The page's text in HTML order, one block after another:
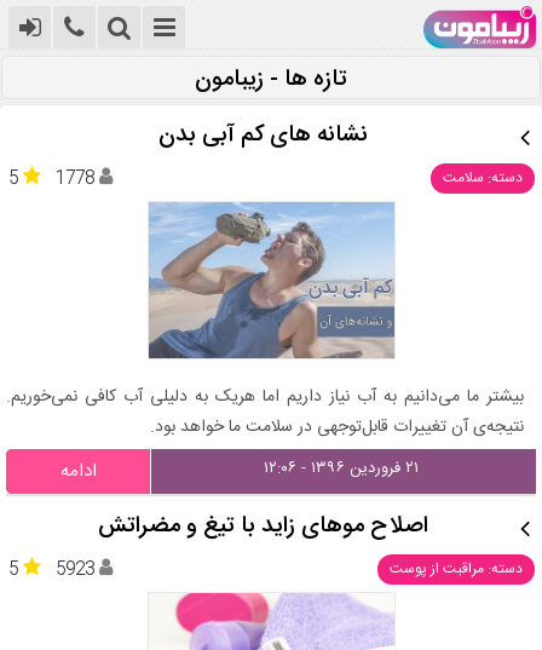
تازه ها - زیبامون
نشانه های کم آبی بدن
دسته: سلامت 5 1778
بیشتر ما می‌دانیم به آب نیاز داریم اما هریک به دلیلی آب کافی نمی‌خوریم.
نتیجه‌ی آن تغییرات قابل‌توجهی در سلامت ما خواهد بود.
۲۱ فروردین ۱۳۹۶ - ۱۲:۰۶ ادامه
اصلاح موهای زاید با تیغ و مضراتش
دسته: مراقبت از پوست 5 5923